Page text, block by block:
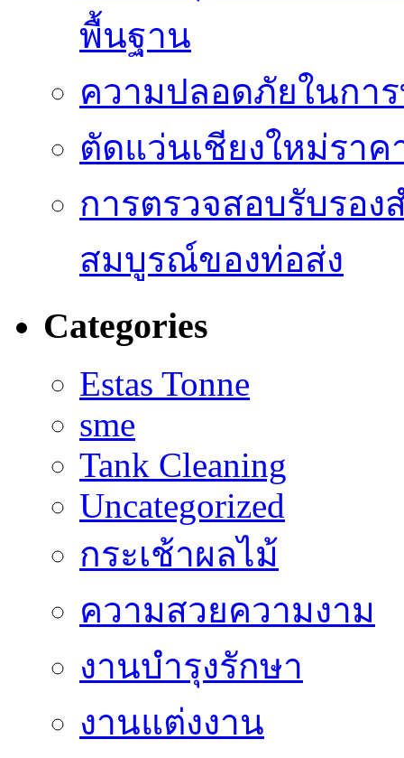
พื้นฐาน
ความปลอดภัยในการ
ตัดแว่นเชียงใหม่รา
การตรวจสอบรับรอง
สมบูรณ์ของท่อส่ง
Categories
Estas Tonne
sme
Tank Cleaning
Uncategorized
กระเช้าผลไม้
ความสวยความงาม
งานบำรุงรักษา
งานแต่งงาน